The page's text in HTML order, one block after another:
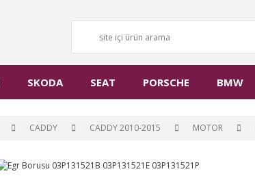
SKODA SEAT PORSCHE BMW
CADDY CADDY 2010-2015 MOTOR